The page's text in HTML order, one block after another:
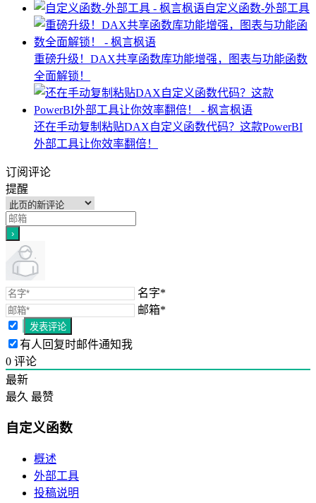
自定义函数-外部工具
重磅升级！DAX共享函数库功能增强，图表与功能函数
全面解锁！
还在手动复制粘贴DAX自定义函数代码？这款PowerBI
外部工具让你效率翻倍！
订阅评论
提醒
名字*
邮箱*
有人回复时邮件通知我
0 评论
最新
最久 最赞
自定义函数
概述
外部工具
投稿说明